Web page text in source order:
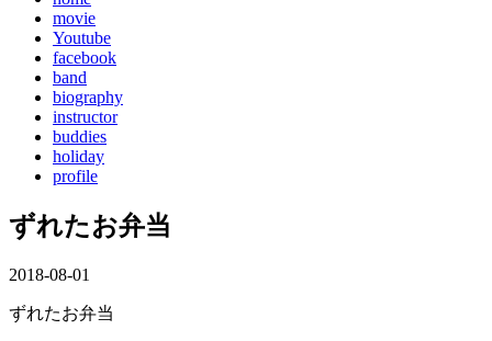
movie
Youtube
facebook
band
biography
instructor
buddies
holiday
profile
ずれたお弁当
2018-08-01
ずれたお弁当